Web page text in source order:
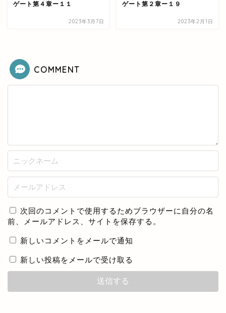
ゲート第４章ー１１
2023年3月7日
ゲート第２章ー１９
2023年2月1日
COMMENT
次回のコメントで使用するためブラウザーに自分の名
前、メールアドレス、サイトを保存する。
新しいコメントをメールで通知
新しい投稿をメールで受け取る